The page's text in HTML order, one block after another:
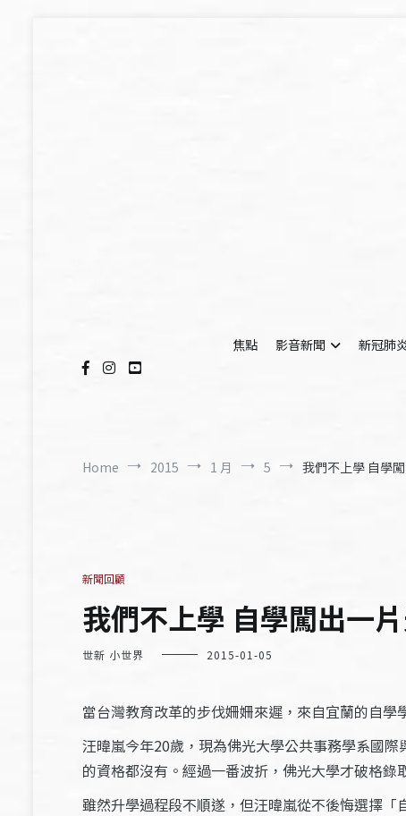
焦點
影音新聞 新冠肺
Home 2015 1 月 5 我們不上學 自學
新聞回顧
我們不上學 自學闖出一
世新 小世界 2015-01-05
當台灣教育改革的步伐姍姍來遲，來自宜蘭的自
汪暐嵐今年20歲，現為佛光大學公共事務學系國
的資格都沒有。經過一番波折，佛光大學才破格錄
雖然升學過程段不順遂，但汪暐嵐從不後悔選擇